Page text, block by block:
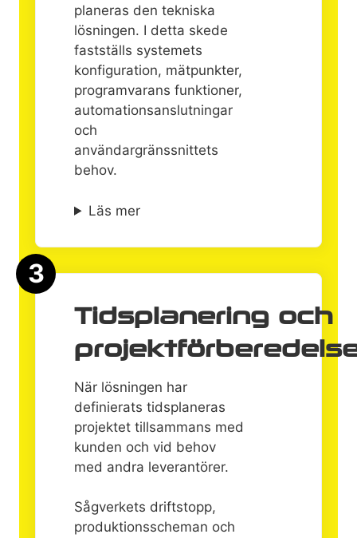
planeras den tekniska
lösningen. I detta skede
fastställs systemets
konfiguration, mätpunkter,
programvarans funktioner,
automationsanslutningar
och
användargränssnittets
behov.
Läs mer
3
Tidsplanering och
När lösningen har
definierats tidsplaneras
projektet tillsammans med
kunden och vid behov
med andra leverantörer.
Sågverkets driftstopp,
produktionsscheman och